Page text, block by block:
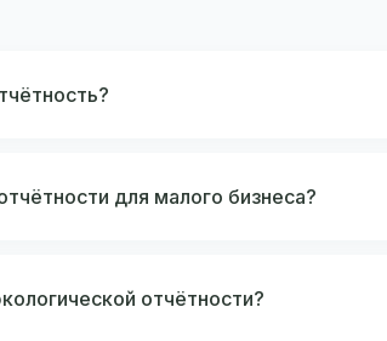
для малого бизнеса?
отчётности?